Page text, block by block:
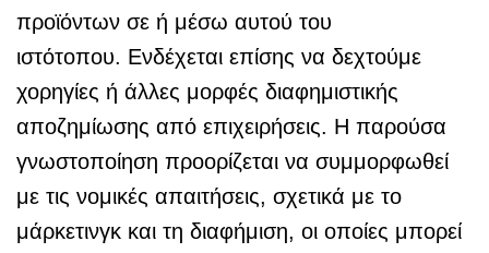
προϊόντων σε ή μέσω αυτού του
ιστότοπου. Ενδέχεται επίσης να δεχτούμε
χορηγίες ή άλλες μορφές διαφημιστικής
αποζημίωσης από επιχειρήσεις. Η παρούσα
γνωστοποίηση προορίζεται να συμμορφωθεί
με τις νομικές απαιτήσεις, σχετικά με το
μάρκετινγκ και τη διαφήμιση, οι οποίες μπορεί